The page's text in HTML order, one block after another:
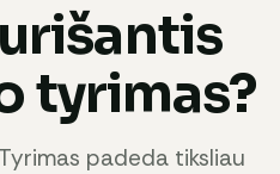
tyrimas?
padeda tiksliau